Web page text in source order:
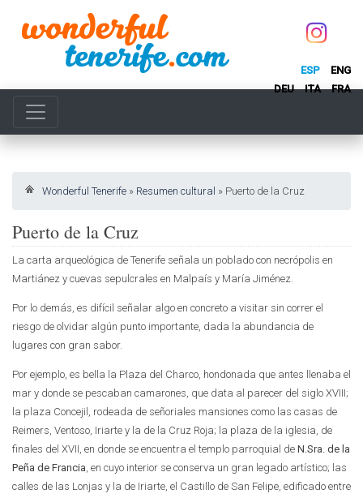
ESP
ENG
DEU
ITA FRA
Wonderful Tenerife » Resumen cultural » Puerto de la Cruz
Puerto de la Cruz
La carta arqueológica de Tenerife señala un poblado con necrópolis en
Martiánez y cuevas sepulcrales en Malpaís y María Jiménez.
Por lo demás, es difícil señalar algo en concreto a visitar sin correr el
riesgo de olvidar algún punto importante, dada la abundancia de
lugares con gran sabor.
Por ejemplo, es bella la Plaza del Charco, hondonada que antes llenaba el
mar y donde se pescaban camarones, que data al parecer del siglo XVIII;
la plaza Concejil, rodeada de señoriales mansiones como las casas de
Reimers, Ventoso, Iriarte y la de la Cruz Roja; la plaza de la iglesia, de
finales del XVII, en donde se encuentra el templo parroquial de N.Sra. de la
Peña de Francia, en cuyo interior se conserva un gran legado artístico; las
calles de las Lonjas y la de Iriarte, el Castillo de San Felipe, edificado entre